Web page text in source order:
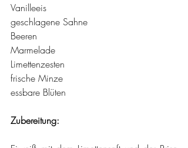
Vanilleeis
geschlagene Sahne
Beeren
Marmelade
Limettenzesten
frische Minze
essbare Blüten
Zubereitung: